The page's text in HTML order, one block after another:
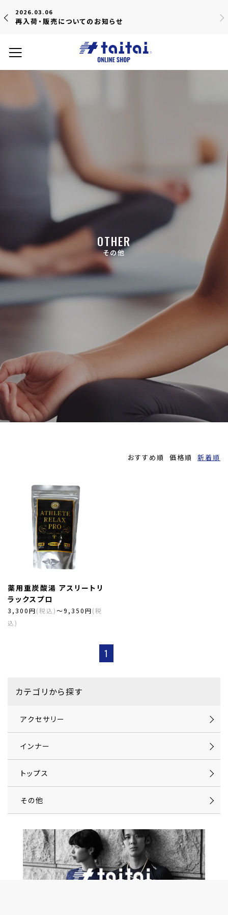
2026.03.06
再入荷・販売についてのお知らせ
OTHER
その他
おすすめ順 価格順 新着順
薬用重炭酸湯 アスリートリ
ラックスプロ
3,300円(税込)～9,350円(税
込)
1
カテゴリから探す
アクセサリー
インナー
トップス
その他